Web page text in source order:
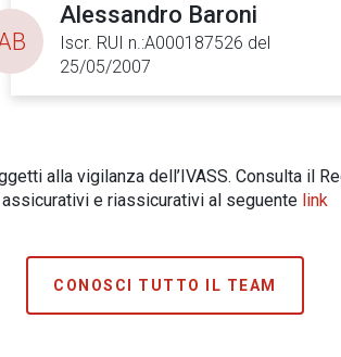
Alessandro Baroni
Iscr. RUI n.:A000187526 del
25/05/2007
alla vigilanza dell’IVASS. Consulta il
assicurativi e riassicurativi al seguente link
CONOSCI TUTTO IL TEAM